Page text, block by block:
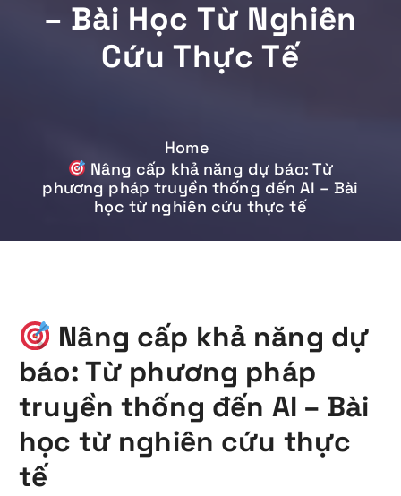
– Bài Học Từ Nghiên
Cứu Thực Tế
Home
Nâng cấp khả năng dự báo: Từ
phương pháp truyền thống đến AI – Bài
học từ nghiên cứu thực tế
Nâng cấp khả năng dự
báo: Từ phương pháp
truyền thống đến AI – Bài
học từ nghiên cứu thực
tế